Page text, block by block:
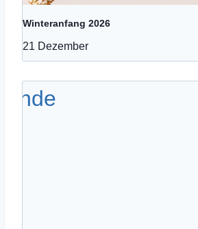
Winteranfang 2026
21 Dezember